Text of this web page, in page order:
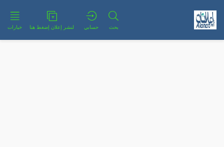
بحث حسابي لنشر إعلان إضغط هنا خيارات